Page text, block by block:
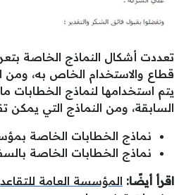
تعددت أشكال النماذج الخاصة
قطاع والاستخدام الخاص به، ومن
يتم استخدامها لنماذج الخطابات
السابقة، ومن النماذج التي يمكن
نماذج الخطابات الخاصة
نماذج الخطابات الخاصة
اقرأ أيضًا: المؤسسة العامة